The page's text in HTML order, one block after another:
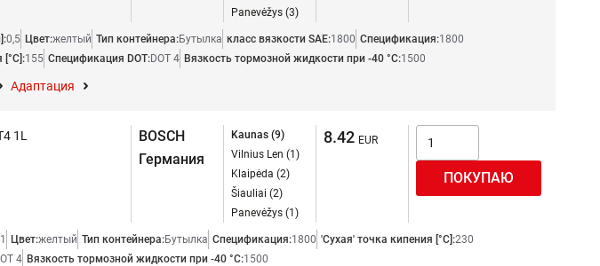
Panevėžys (3)
0,5 Цвет:желтый Тип контейнера:Бутылка класс вязкости SAE:1800 Спецификация:1800
155 Спецификация DOT:DOT 4 Вязкость тормозной жидкости при -40 °C:1500
Адаптация
1L
BOSCH
Германия
Kaunas (9)
Vilnius Len (1)
Klaipėda (2)
Šiauliai (2)
Panevėžys (1)
8.42
1 Цвет:желтый Тип контейнера:Бутылка Спецификация:1800 'Сухая' точка кипения [°C]:230
4 Вязкость тормозной жидкости при -40 °C:1500